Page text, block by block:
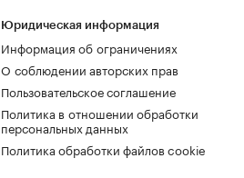
Юридическая информация
Информация об ограничениях
О соблюдении авторских прав
Пользовательское соглашение
Политика в отношении обработки
персональных данных
Политика обработки файлов cookie